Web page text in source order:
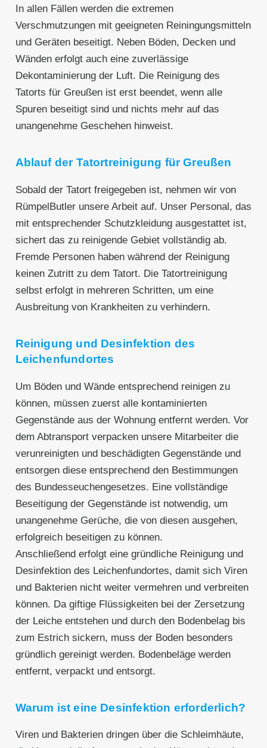
In allen Fällen werden die extremen
Verschmutzungen mit geeigneten Reiningungsmitteln
und Geräten beseitigt. Neben Böden, Decken und
Wänden erfolgt auch eine zuverlässige
Dekontaminierung der Luft. Die Reinigung des
Tatorts für Greußen ist erst beendet, wenn alle
Spuren beseitigt sind und nichts mehr auf das
unangenehme Geschehen hinweist.
Ablauf der Tatortreinigung für Greußen
Sobald der Tatort freigegeben ist, nehmen wir von
RümpelButler unsere Arbeit auf. Unser Personal, das
mit entsprechender Schutzkleidung ausgestattet ist,
sichert das zu reinigende Gebiet vollständig ab.
Fremde Personen haben während der Reinigung
keinen Zutritt zu dem Tatort. Die Tatortreinigung
selbst erfolgt in mehreren Schritten, um eine
Ausbreitung von Krankheiten zu verhindern.
Reinigung und Desinfektion des
Leichenfundortes
Um Böden und Wände entsprechend reinigen zu
können, müssen zuerst alle kontaminierten
Gegenstände aus der Wohnung entfernt werden. Vor
dem Abtransport verpacken unsere Mitarbeiter die
verunreinigten und beschädigten Gegenstände und
entsorgen diese entsprechend den Bestimmungen
des Bundesseuchengesetzes. Eine vollständige
Beseitigung der Gegenstände ist notwendig, um
unangenehme Gerüche, die von diesen ausgehen,
erfolgreich beseitigen zu können.
Anschließend erfolgt eine gründliche Reinigung und
Desinfektion des Leichenfundortes, damit sich Viren
und Bakterien nicht weiter vermehren und verbreiten
können. Da giftige Flüssigkeiten bei der Zersetzung
der Leiche entstehen und durch den Bodenbelag bis
zum Estrich sickern, muss der Boden besonders
gründlich gereinigt werden. Bodenbeläge werden
entfernt, verpackt und entsorgt.
Warum ist eine Desinfektion erforderlich?
Viren und Bakterien dringen über die Schleimhäute,